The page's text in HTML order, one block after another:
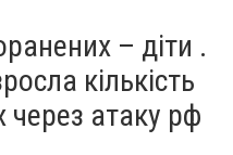
– діти .
кількість
через атаку рф